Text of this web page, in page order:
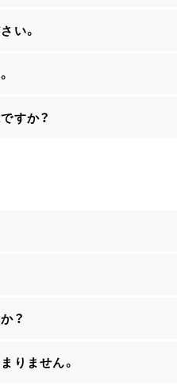
い。
すか？
？
りません。